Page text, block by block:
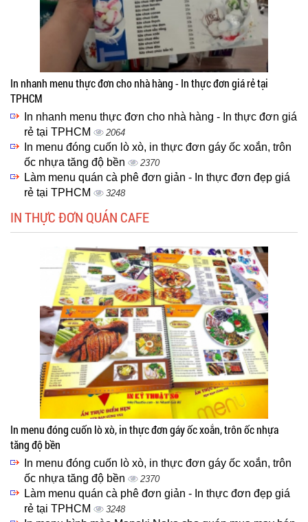
In nhanh menu thực đơn cho nhà hàng - In thực đơn giá rẻ tại
TPHCM
In nhanh menu thực đơn cho nhà hàng - In thực đơn giá
rẻ tại TPHCM
2064
In menu đóng cuốn lò xò, in thực đơn gáy ốc xoắn, trôn
ốc nhựa tăng độ bền
2370
Làm menu quán cà phê đơn giản - In thực đơn đẹp giá
rẻ tại TPHCM
3248
IN THỰC ĐƠN QUÁN CAFE
In menu đóng cuốn lò xò, in thực đơn gáy ốc xoắn, trôn ốc nhựa
tăng độ bền
In menu đóng cuốn lò xò, in thực đơn gáy ốc xoắn, trôn
ốc nhựa tăng độ bền
2370
Làm menu quán cà phê đơn giản - In thực đơn đẹp giá
rẻ tại TPHCM
3248